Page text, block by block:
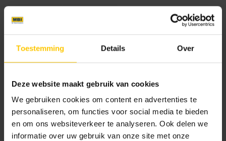
Toestemming Details Over
Deze website maakt gebruik van cookies
We gebruiken cookies om content en advertenties te
personaliseren, om functies voor social media te bieden
en om ons websiteverkeer te analyseren. Ook delen we
informatie over uw gebruik van onze site met onze
Kleur